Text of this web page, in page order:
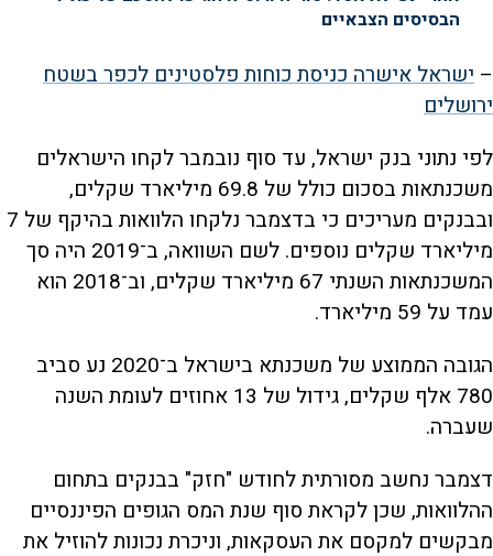
הבסיסים הצבאיים
– ישראל אישרה כניסת כוחות פלסטינים לכפר בשטח
ירושלים
לפי נתוני בנק ישראל, עד סוף נובמבר לקחו הישראלים
משכנתאות בסכום כולל של 69.8 מיליארד שקלים,
ובבנקים מעריכים כי בדצמבר נלקחו הלוואות בהיקף של 7
מיליארד שקלים נוספים. לשם השוואה, ב־2019 היה סך
המשכנתאות השנתי 67 מיליארד שקלים, וב־2018 הוא
עמד על 59 מיליארד.
הגובה הממוצע של משכנתא בישראל ב־2020 נע סביב
780 אלף שקלים, גידול של 13 אחוזים לעומת השנה
שעברה.
דצמבר נחשב מסורתית לחודש "חזק" בבנקים בתחום
ההלוואות, שכן לקראת סוף שנת המס הגופים הפיננסיים
מבקשים למקסם את העסקאות, וניכרת נכונות להוזיל את